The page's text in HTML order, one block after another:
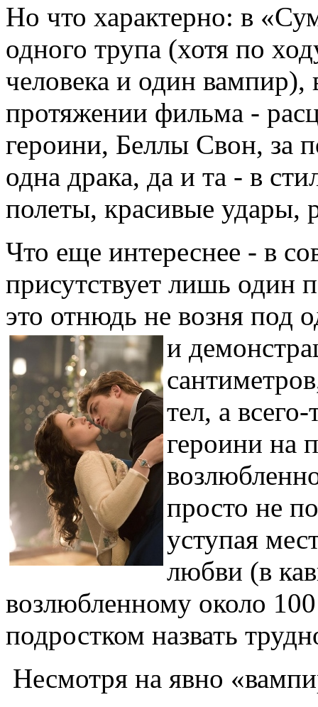
Но что характерно: в
одного трупа (хотя по
человека и один вампир),
протяжении фильма -
героини, Беллы Свон, за
одна драка, да и та - в
полеты, красивые удары,
Что еще интереснее - в
присутствует лишь один
это отнюдь не возня под
и
тел, а
героини на
просто не
уступая
любви (в
возлюбленному около 100
подростком назвать
Несмотря на явно